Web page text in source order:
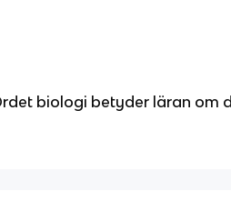
biologi betyder läran om